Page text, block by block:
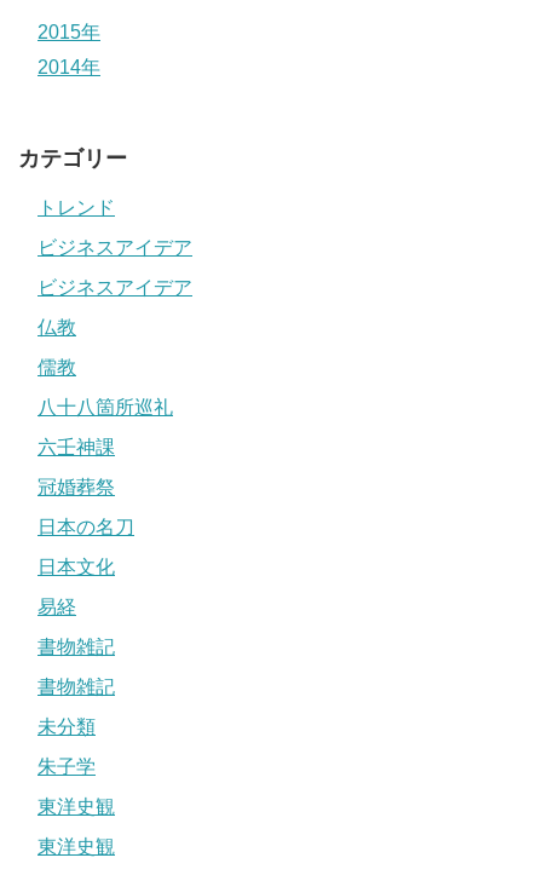
2015年
2014年
カテゴリー
トレンド
ビジネスアイデア
ビジネスアイデア
仏教
儒教
八十八箇所巡礼
六壬神課
冠婚葬祭
日本の名刀
日本文化
易経
書物雑記
書物雑記
未分類
朱子学
東洋史観
東洋史観